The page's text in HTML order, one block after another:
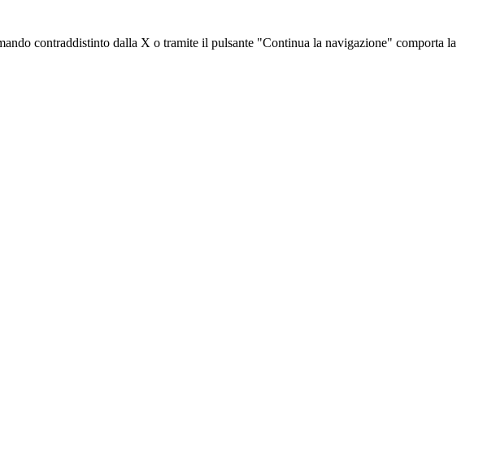
contraddistinto dalla X o tramite il pulsante "Continua la navigazione" comporta la